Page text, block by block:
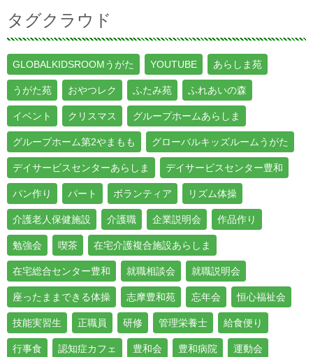
タグクラウド
GLOBALKIDSROOMうがた YOUTUBE あらしま苑
うがた苑 おやつレク ふたみ苑 ふれあいの森
イベント クリスマス グループホームあらしま
グループホーム第2やまもも グローバルキッズルームうがた
デイサービスセンターあらしま デイサービスセンター豊和
パン作り パート ボランティア リズム体操
介護老人保健施設 介護職 企業説明会 作品作り
勉強会 喫茶 在宅介護複合施設あらしま
在宅総合センター豊和 就職相談会 就職説明会
座ったままできる体操 志摩豊和苑 忘年会 恒心福祉会
技能実習生 正職員 研修 管理栄養士 給食便り
行事食 認知症カフェ 豊和会 豊和病院 運動会